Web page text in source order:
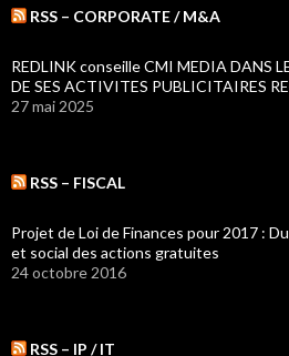
RSS – CORPORATE / M&A
REDLINK conseille CMI MEDIA DANS
DE SES ACTIVITES PUBLICITAIRES
27 mai 2025
RSS – FISCAL
Projet de Loi de Finances pour 2017 :
et social des actions gratuites
24 octobre 2016
RSS – IP / IT